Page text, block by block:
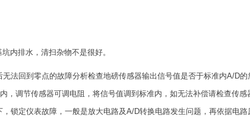
内排水，清扫杂物不是很好。
法回到零点的故障分析检查地磅传感器输出信号值是否于标准内A/D的
，调节传感器可调电阻，将信号值调到标准内，如无法补偿请检查传感
锁定仪表故障，一般是放大电路及A/D转换电路发生问题，再依据电路